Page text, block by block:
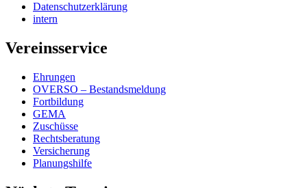
Datenschutzerklärung
intern
Vereinsservice
Ehrungen
OVERSO – Bestandsmeldung
Fortbildung
GEMA
Zuschüsse
Rechtsberatung
Versicherung
Planungshilfe